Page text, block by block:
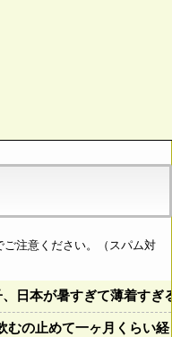
注意ください。（スパム対
、日本が暑すぎて薄着すぎ
むの止めて一ヶ月くらい